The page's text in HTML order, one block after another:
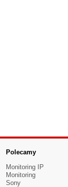
Polecamy
Monitoring IP
Monitoring
Sony